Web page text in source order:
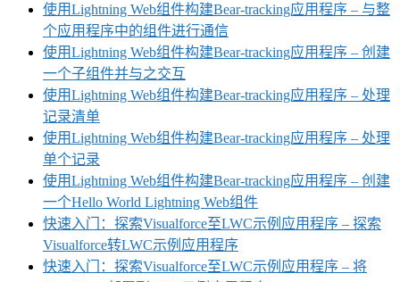
使用Lightning Web组件构建Bear-tracking应用程序 – 与整
个应用程序中的组件进行通信
使用Lightning Web组件构建Bear-tracking应用程序 – 创建
一个子组件并与之交互
使用Lightning Web组件构建Bear-tracking应用程序 – 处理
记录清单
使用Lightning Web组件构建Bear-tracking应用程序 – 处理
单个记录
使用Lightning Web组件构建Bear-tracking应用程序 – 创建
一个Hello World Lightning Web组件
快速入门：探索Visualforce至LWC示例应用程序 – 探索
Visualforce转LWC示例应用程序
快速入门：探索Visualforce至LWC示例应用程序 – 将